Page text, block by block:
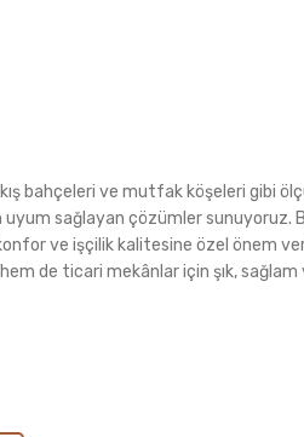
bahçeleri ve mutfak köşeleri gibi
sağlayan çözümler sunuyoruz.
ve işçilik kalitesine özel önem
de ticari mekânlar için şık, sağlam